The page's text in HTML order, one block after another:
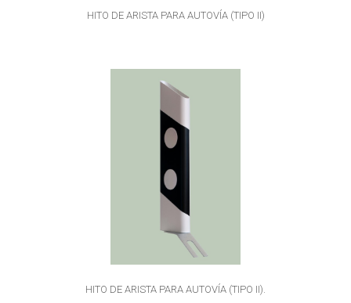
HITO DE ARISTA PARA AUTOVÍA (TIPO II)
HITO DE ARISTA PARA AUTOVÍA (TIPO II).